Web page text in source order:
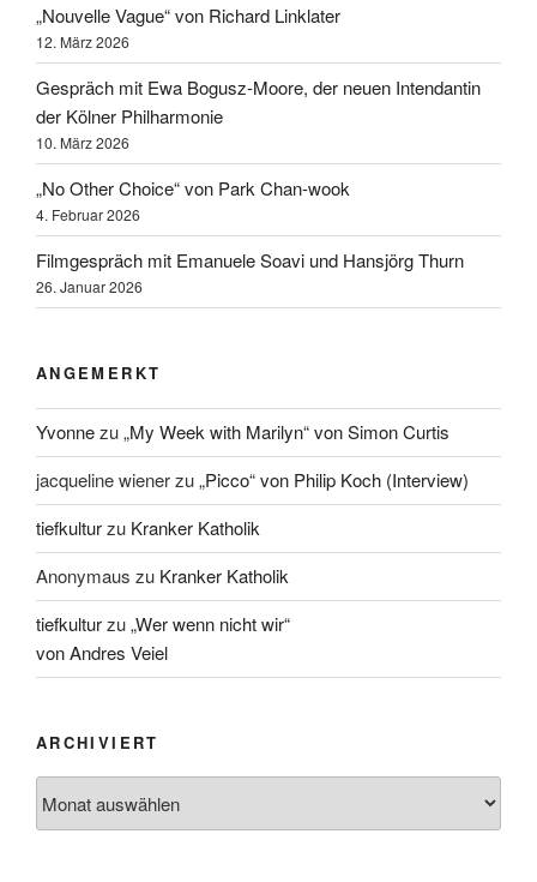
„Nouvelle Vague“ von Richard Linklater
12. März 2026
Gespräch mit Ewa Bogusz-Moore, der neuen Intendantin
der Kölner Philharmonie
10. März 2026
„No Other Choice“ von Park Chan-wook
4. Februar 2026
Filmgespräch mit Emanuele Soavi und Hansjörg Thurn
26. Januar 2026
ANGEMERKT
Yvonnezu„My Week with Marilyn“ von Simon Curtis
jacqueline wienerzu„Picco“ von Philip Koch (Interview)
tiefkulturzu Kranker Katholik
Anonymaus zu Kranker Katholik
tiefkulturzu„Wer wenn nicht wir“
von Andres Veiel
ARCHIVIERT